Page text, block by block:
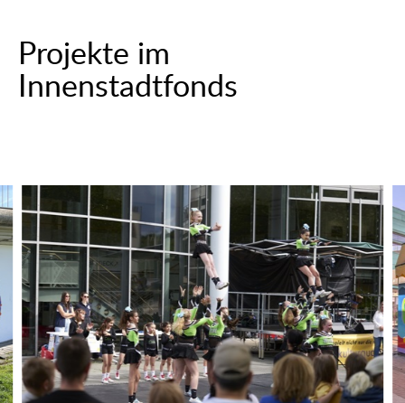
Projekte im
Innenstadtfonds